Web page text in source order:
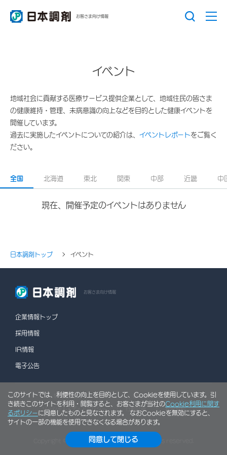
お客さま向け情報
イベント
地域社会に貢献する医療サービス提供企業として、地域住民の皆さま
の健康維持・管理、未病意識の向上などを目的とした健康イベントを
開催しています。
過去に実施したイベントについての紹介は、 イベントレポートをご覧く
ださい。
全国 北海道 東北 関東 中部 近畿 中
現在、開催予定のイベントはありません
日本調剤トップ イベント
お客さま向け情報
企業情報トップ
採用情報
IR情報
電子公告
情報セキュリティポリシー 個人情報保護方針
ソーシャルメディアポリシー 行動計画 利用規約
サイトマップ
Copyright © NIHON CHOUZAI Co., Ltd. All rights reserved.
このサイトでは、利便性の向上を目的として、Cookieを使用しています。引
き続きこのサイトを利用・閲覧すると、お客さまが当社のCookie利用に関す
るポリシーに同意したものと見なされます。 なおCookieを無効にすると、
サイトの一部の機能を使用できなくなる場合があります。
同意して閉じる